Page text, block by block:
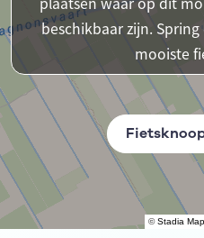
©Stadia
beschikbaar zijn.
mooiste